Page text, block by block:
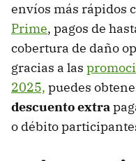
envíos más rápidos
Prime, pagos de
cobertura de daño
gracias a las
2025, puedes
descuento extra
o débito